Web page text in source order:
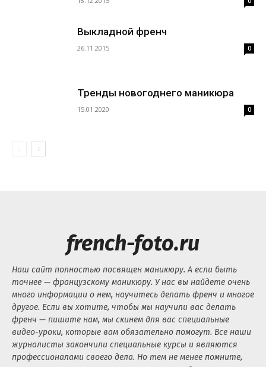
Выкладной френч
26.11.2015 0
Тренды новогоднего маникюра
15.01.2020 0
french-foto.ru
Наш сайт полностью посвящен маникюру. А если быть
точнее — французскому маникюру. У нас вы найдете очень
много информации о нем, научитесь делать френч и многое
другое. Если вы хотите, чтобы мы научили вас делать
френч — пишите нам, мы скинем для вас специальные
видео-уроки, которые вам обязательно помогут. Все наши
журналисты закончили специальные курсы и являются
профессионалами своего дела. Но тем не менее помните,